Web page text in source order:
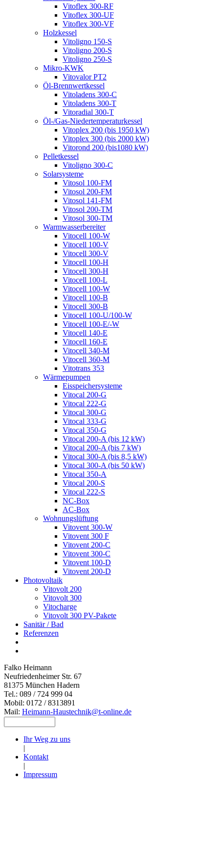
Vitoflex 300-RF
Vitoflex 300-UF
Vitoflex 300-VF
Holzkessel
Vitoligno 150-S
Vitoligno 200-S
Vitoligno 250-S
Mikro-KWK
Vitovalor PT2
Öl-Brennwertkessel
Vitoladens 300-C
Vitoladens 300-T
Vitoradial 300-T
Öl-/Gas-Niedertemperaturkessel
Vitoplex 200 (bis 1950 kW)
Vitoplex 300 (bis 2000 kW)
Vitorond 200 (bis1080 kW)
Pelletkessel
Vitoligno 300-C
Solarsysteme
Vitosol 100-FM
Vitosol 200-FM
Vitosol 141-FM
Vitosol 200-TM
Vitosol 300-TM
Warmwasserbereiter
Vitocell 100-W
Vitocell 100-V
Vitocell 300-V
Vitocell 100-H
Vitocell 300-H
Vitocell 100-L
Vitocell 100-W
Vitocell 100-B
Vitocell 300-B
Vitocell 100-U/100-W
Vitocell 100-E/-W
Vitocell 140-E
Vitocell 160-E
Vitocell 340-M
Vitocell 360-M
Vitotrans 353
Wärmepumpen
Eisspeichersysteme
Vitocal 200-G
Vitocal 222-G
Vitocal 300-G
Vitocal 333-G
Vitocal 350-G
Vitocal 200-A (bis 12 kW)
Vitocal 200-A (bis 7 kW)
Vitocal 300-A (bis 8,5 kW)
Vitocal 300-A (bis 50 kW)
Vitocal 350-A
Vitocal 200-S
Vitocal 222-S
NC-Box
AC-Box
Wohnungslüftung
Vitovent 300-W
Vitovent 300 F
Vitovent 200-C
Vitovent 300-C
Vitovent 100-D
Vitovent 200-D
Photovoltaik
Vitovolt 200
Vitovolt 300
Vitocharge
Vitovolt 300 PV-Pakete
Sanitär / Bad
Referenzen
Falko Heimann
Neufriedenheimer Str. 67
81375 München Hadern
Tel.: 089 / 724 999 04
Mobil: 0172 / 8313891
Mail: Heimann-Haustechnik@t-online.de
Ihr Weg zu uns
|
Kontakt
|
Impressum